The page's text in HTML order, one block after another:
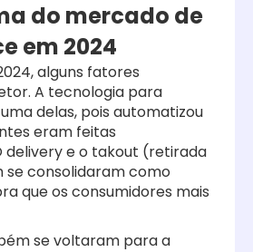
do mercado de
em 2024
alguns fatores
A tecnologia para
delas, pois automatizou
eram feitas
delivery e o takout (retirada
consolidaram como
que os consumidores mais
se voltaram para a